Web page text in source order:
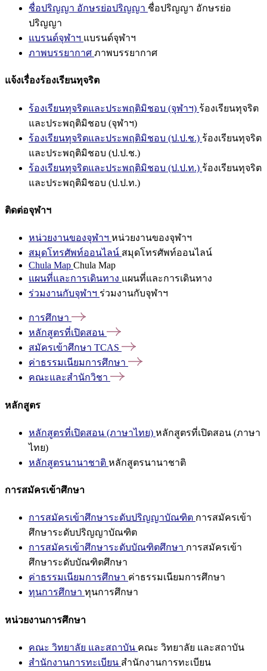
ชื่อปริญญา อักษรย่อปริญญา ชื่อปริญญา อักษรย่อ
ปริญญา
แบรนด์จุฬาฯ แบรนด์จุฬาฯ
ภาพบรรยากาศ ภาพบรรยากาศ
แจ้งเรื่องร้องเรียนทุจริต
ร้องเรียนทุจริตและประพฤติมิชอบ (จุฬาฯ) ร้องเรียนทุจริต
และประพฤติมิชอบ (จุฬาฯ)
ร้องเรียนทุจริตและประพฤติมิชอบ (ป.ป.ช.) ร้องเรียนทุจริต
และประพฤติมิชอบ (ป.ป.ช.)
ร้องเรียนทุจริตและประพฤติมิชอบ (ป.ป.ท.) ร้องเรียนทุจริต
และประพฤติมิชอบ (ป.ป.ท.)
ติดต่อจุฬาฯ
หน่วยงานของจุฬาฯ หน่วยงานของจุฬาฯ
สมุดโทรศัพท์ออนไลน์ สมุดโทรศัพท์ออนไลน์
Chula Map Chula Map
แผนที่และการเดินทาง แผนที่และการเดินทาง
ร่วมงานกับจุฬาฯ ร่วมงานกับจุฬาฯ
การศึกษา
หลักสูตรที่เปิดสอน
สมัครเข้าศึกษา TCAS
ค่าธรรมเนียมการศึกษา
คณะและสำนักวิชา
หลักสูตร
หลักสูตรที่เปิดสอน (ภาษาไทย) หลักสูตรที่เปิดสอน (ภาษา
ไทย)
หลักสูตรนานาชาติ หลักสูตรนานาชาติ
การสมัครเข้าศึกษา
การสมัครเข้าศึกษาระดับปริญญาบัณฑิต การสมัครเข้า
ศึกษาระดับปริญญาบัณฑิต
การสมัครเข้าศึกษาระดับบัณฑิตศึกษา การสมัครเข้า
ศึกษาระดับบัณฑิตศึกษา
ค่าธรรมเนียมการศึกษา ค่าธรรมเนียมการศึกษา
ทุนการศึกษา ทุนการศึกษา
หน่วยงานการศึกษา
คณะ วิทยาลัย และสถาบัน คณะ วิทยาลัย และสถาบัน
สำนักงานการทะเบียน สำนักงานการทะเบียน